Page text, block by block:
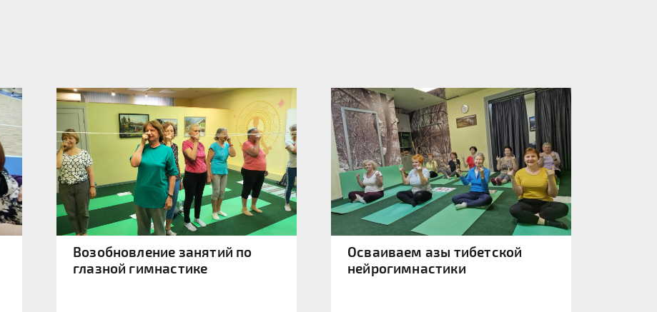
Возобновление занятий по
глазной гимнастике
Осваиваем азы тибетской
нейрогимнастики